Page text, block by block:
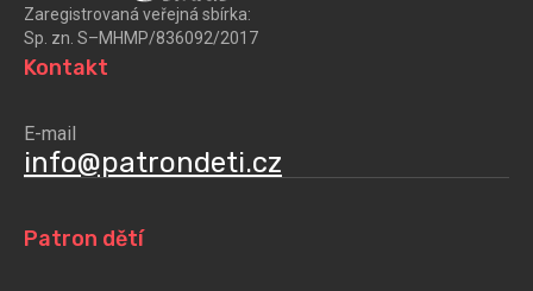
Zaregistrovaná veřejná sbírka:
Sp. zn. S–MHMP/836092/2017
Patron dětí
Kontakt
E-mail
info@patrondeti.cz